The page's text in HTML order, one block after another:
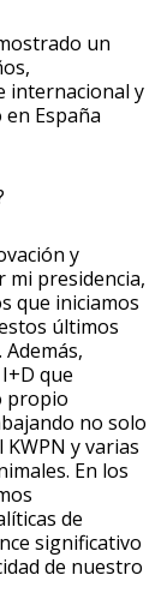
un
internacional y
España
y
mi presidencia,
que iniciamos
últimos
que
propio
no solo
y varias
En los
de
significativo
de nuestro